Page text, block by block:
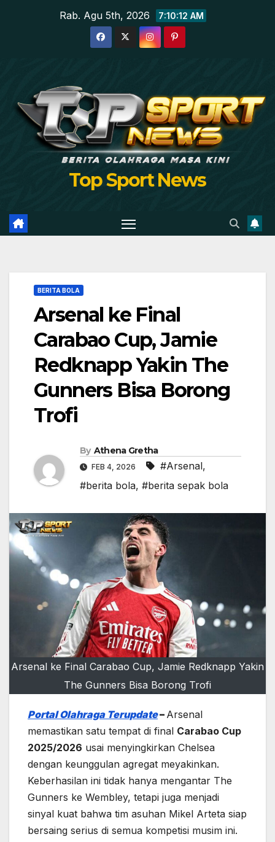
Rab. Agu 5th, 2026 7:10:13 AM
Top Sport News
BERITA BOLA
Arsenal ke Final
Carabao Cup, Jamie
Redknapp Yakin The
Gunners Bisa Borong
Trofi
By Athena Gretha
FEB 4, 2026 #Arsenal,
#berita bola, #berita sepak bola
Arsenal ke Final Carabao Cup, Jamie Redknapp Yakin
The Gunners Bisa Borong Trofi
Portal Olahraga Terupdate– Arsenal
memastikan satu tempat di final Carabao Cup
2025/2026 usai menyingkirkan Chelsea
dengan keunggulan agregat meyakinkan.
Keberhasilan ini tidak hanya mengantar The
Gunners ke Wembley, tetapi juga menjadi
sinyal kuat bahwa tim asuhan Mikel Arteta siap
bersaing serius di semua kompetisi musim ini.